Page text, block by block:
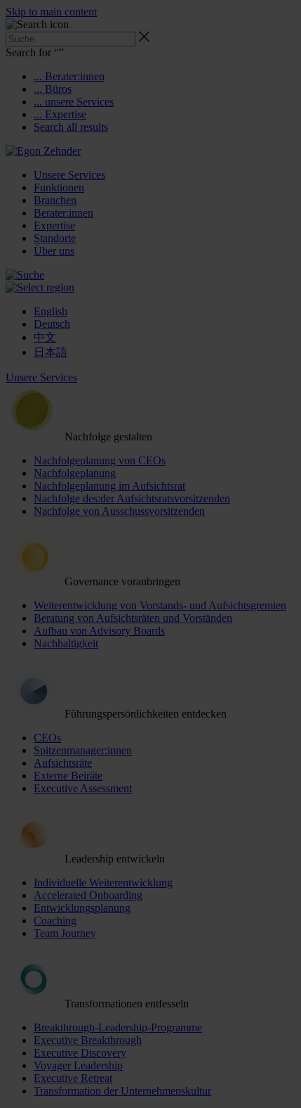
Skip to main content
Search for “”
... Berater:innen
... Büros
... unsere Services
... Expertise
Search all results
Unsere Services
Funktionen
Branchen
Berater:innen
Expertise
Standorte
Über uns
English
Deutsch
中文
日本語
Unsere Services
Nachfolge gestalten
Nachfolgeplanung von CEOs
Nachfolgeplanung
Nachfolgeplanung im Aufsichtsrat
Nachfolge des:der Aufsichtsratsvorsitzenden
Nachfolge von Ausschussvorsitzenden
Governance voranbringen
Weiterentwicklung von Vorstands- und Aufsichtsgremien
Beratung von Aufsichtsräten und Vorständen
Aufbau von Advisory Boards
Nachhaltigkeit
Führungspersönlichkeiten entdecken
CEOs
Spitzenmanager:innen
Aufsichtsräte
Externe Beiräte
Executive Assessment
Leadership entwickeln
Individuelle Weiterentwicklung
Accelerated Onboarding
Entwicklungsplanung
Coaching
Team Journey
Transformationen entfesseln
Breakthrough-Leadership-Programme
Executive Breakthrough
Executive Discovery
Voyager Leadership
Executive Retreat
Transformation der Unternehmenskultur